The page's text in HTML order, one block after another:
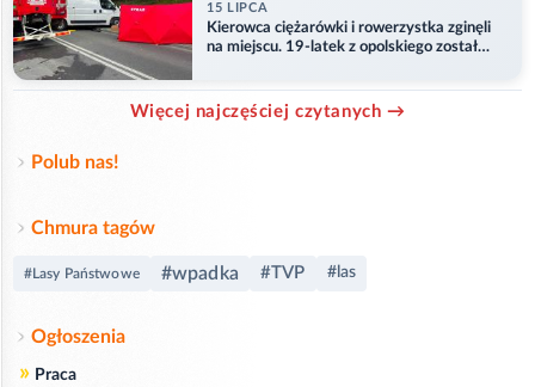
15 LIPCA
Kierowca ciężarówki i rowerzystka zginęli
na miejscu. 19-latek z opolskiego został
Więcej najczęściej czytanych →
Polub nas!
Chmura tagów
#Lasy Państwowe #wpadka #TVP #las
Ogłoszenia
» Praca